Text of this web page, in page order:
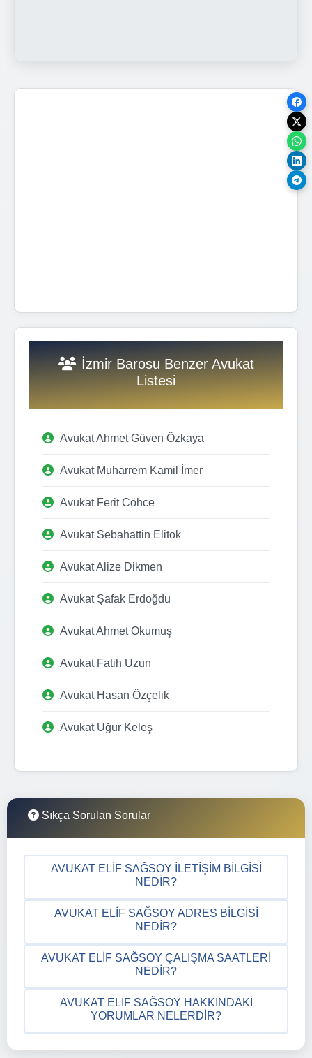
İzmir Barosu Benzer Avukat
Listesi
Avukat Ahmet Güven Özkaya
Avukat Muharrem Kamil İmer
Avukat Ferit Cöhce
Avukat Sebahattin Elitok
Avukat Alize Dikmen
Avukat Şafak Erdoğdu
Avukat Ahmet Okumuş
Avukat Fatih Uzun
Avukat Hasan Özçelik
Avukat Uğur Keleş
Sıkça Sorulan Sorular
AVUKAT ELIF SAĞSOY İLETIŞIM BILGISI
NEDIR?
AVUKAT ELIF SAĞSOY ADRES BILGISI
NEDIR?
AVUKAT ELIF SAĞSOY ÇALIŞMA SAATLERI
NEDIR?
AVUKAT ELIF SAĞSOY HAKKINDAKI
YORUMLAR NELERDIR?